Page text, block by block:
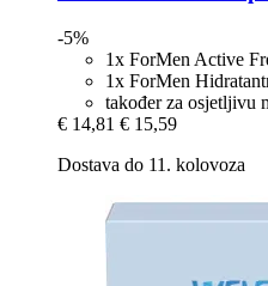
-5%
1x ForMen Active
1x ForMen
također za osjetljivu
€ 14,81 € 15,59
Dostava do 11. kolovoza